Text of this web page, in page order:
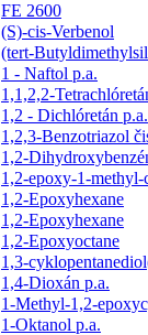
FE 2600
(S)-cis-Verbenol
(tert-
1 - Naftol p.a.
1,1,2,2-
1,2 - Dichlóretán p.a.
1,2,3-Benzotriazol
1,2-
1,2-epoxy-1-methyl-
1,2-Epoxyhexane
1,2-Epoxyhexane
1,2-Epoxyoctane
1,3-
1,4-Dioxán p.a.
1-Methyl-1,2-
1-Oktanol p.a.